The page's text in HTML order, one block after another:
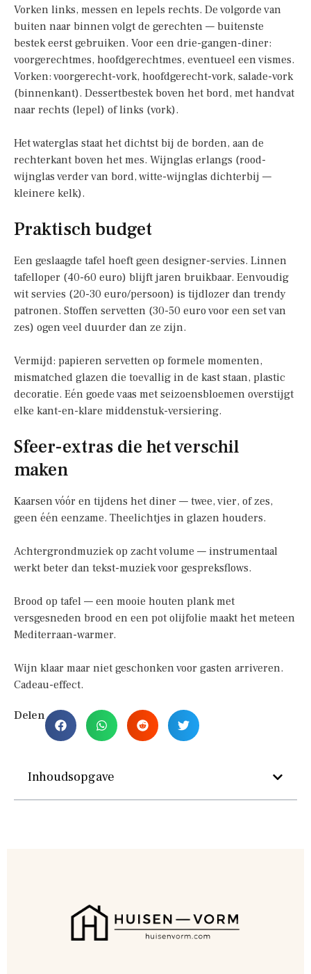
Vorken links, messen en lepels rechts. De volgorde van
buiten naar binnen volgt de gerechten — buitenste
bestek eerst gebruiken. Voor een drie-gangen-diner:
voorgerechtmes, hoofdgerechtmes, eventueel een vismes.
Vorken: voorgerecht-vork, hoofdgerecht-vork, salade-vork
(binnenkant). Dessertbestek boven het bord, met handvat
naar rechts (lepel) of links (vork).
Het waterglas staat het dichtst bij de borden, aan de
rechterkant boven het mes. Wijnglas erlangs (rood-
wijnglas verder van bord, witte-wijnglas dichterbij —
kleinere kelk).
Praktisch budget
Een geslaagde tafel hoeft geen designer-servies. Linnen
tafelloper (40-60 euro) blijft jaren bruikbaar. Eenvoudig
wit servies (20-30 euro/persoon) is tijdlozer dan trendy
patronen. Stoffen servetten (30-50 euro voor een set van
zes) ogen veel duurder dan ze zijn.
Vermijd: papieren servetten op formele momenten,
mismatched glazen die toevallig in de kast staan, plastic
decoratie. Eén goede vaas met seizoensbloemen overstijgt
elke kant-en-klare middenstuk-versiering.
Sfeer-extras die het verschil
maken
Kaarsen vóór en tijdens het diner — twee, vier, of zes,
geen één eenzame. Theelichtjes in glazen houders.
Achtergrondmuziek op zacht volume — instrumentaal
werkt beter dan tekst-muziek voor gespreksflows.
Brood op tafel — een mooie houten plank met
versgesneden brood en een pot olijfolie maakt het meteen
Mediterraan-warmer.
Wijn klaar maar niet geschonken voor gasten arriveren.
Cadeau-effect.
Delen
Inhoudsopgave